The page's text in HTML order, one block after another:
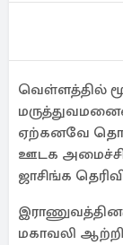
வெள்ளத்தில்
ஏற்கனவே
ஊடக
ஜாசிங்க
மகாவலி